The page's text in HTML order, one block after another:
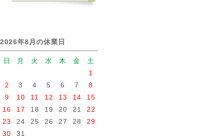
2026年8月の休業日
日 月 火 水 木 金
土
1
2
3 4 5 6 7
8
9
10 11 12 13 14
15
16
17 18 19 20 21
22
23
24 25 26 27 28
29
30
31